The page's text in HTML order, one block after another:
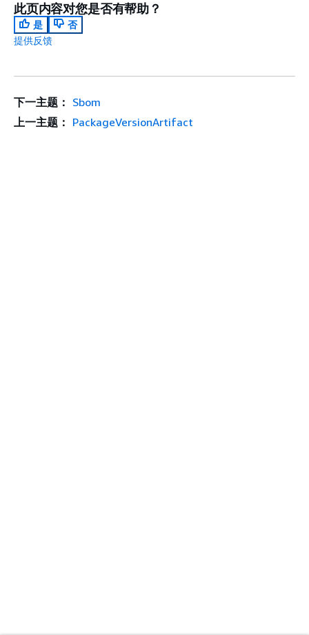
此页内容对您是否有帮助？
是
否
提供反馈
下一主题： Sbom
上一主题： PackageVersionArtifact